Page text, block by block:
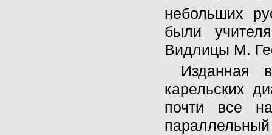
небольших
были
Видлицы М.
Изданная
карельских
почти все